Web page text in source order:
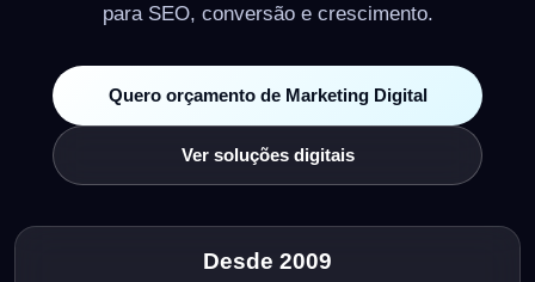
para SEO, conversão e crescimento.
Quero orçamento de Marketing Digital
Ver soluções digitais
Desde 2009